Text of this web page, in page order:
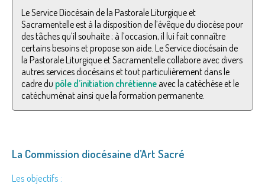
Le Service Diocésain de la Pastorale Liturgique et
Sacramentelle est à la disposition de l’évêque du diocèse pour
des tâches qu’il souhaite ; à l’occasion, il lui fait connaître
certains besoins et propose son aide. Le Service diocésain de
la Pastorale Liturgique et Sacramentelle collabore avec divers
autres services diocésains et tout particulièrement dans le
cadre du pôle d’initiation chrétienne avec la catéchèse et le
catéchuménat ainsi que la formation permanente.
La Commission diocésaine d’Art Sacré
Les objectifs :